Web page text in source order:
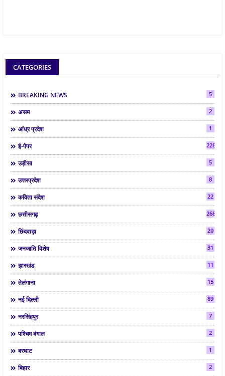
CATEGORIES
BREAKING NEWS 5
असम 2
आंध्र प्रदेश 1
ई-पेपर 2286
उड़ीसा 5
उत्तरप्रदेश 8
कविता संदेश 22
छत्तीसगढ़ 268
छिंदवाड़ा 20
जनजाति विशेष 31
झारखंड 11
तेलंगाना 15
नई दिल्ली 89
नरसिंहपुर 7
पश्चिम बंगाल 2
बरघाट 1
बिहार 2